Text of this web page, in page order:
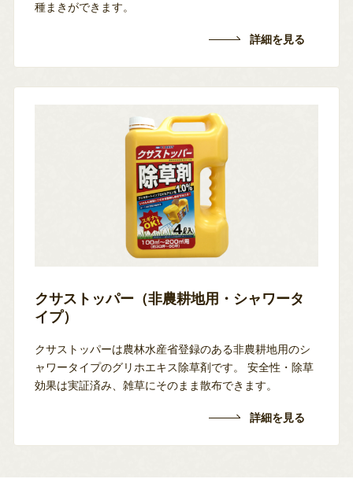
種まきができます。
詳細を見る
クサストッパー（非農耕地用・シャワータ
イプ）
クサストッパーは農林水産省登録のある非農耕地用のシ
ャワータイプのグリホエキス除草剤です。
安全性・除草
効果は実証済み、雑草にそのまま散布できます。
詳細を見る